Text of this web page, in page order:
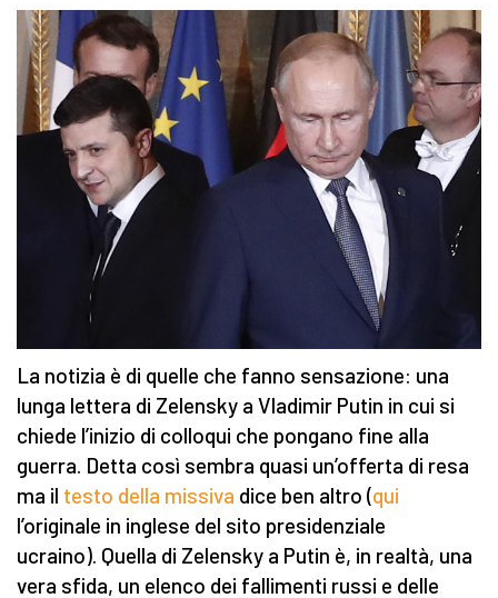
La notizia è di quelle che fanno sensazione: una
lunga lettera di Zelensky a Vladimir Putin in cui si
chiede l’inizio di colloqui che pongano fine alla
guerra. Detta così sembra quasi un’offerta di resa
ma il testo della missiva dice ben altro (qui
l’originale in inglese del sito presidenziale
ucraino). Quella di Zelensky a Putin è, in realtà, una
vera sfida, un elenco dei fallimenti russi e delle